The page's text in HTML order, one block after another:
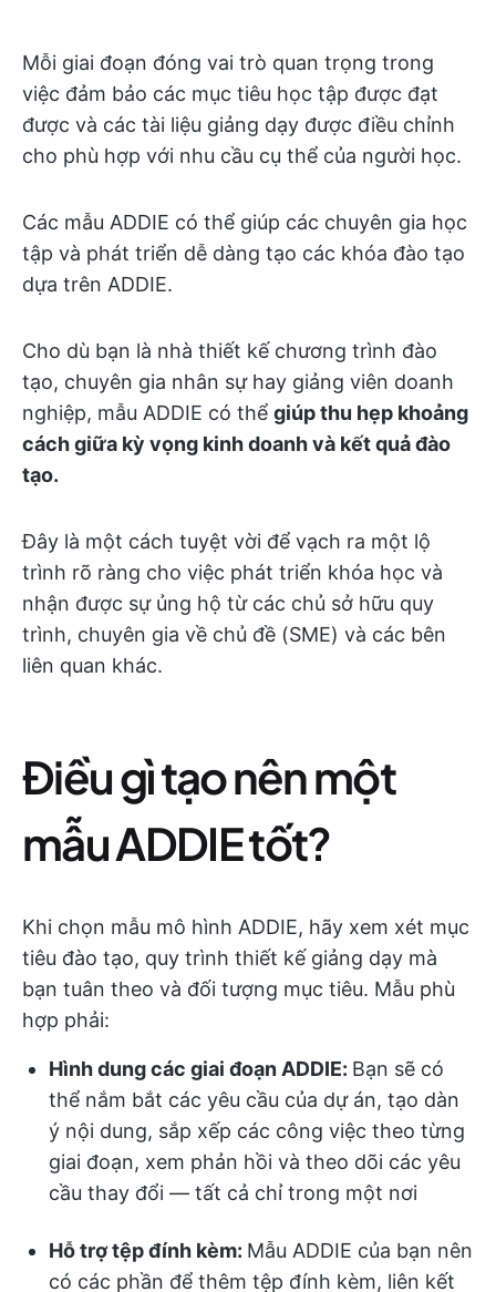
Mỗi giai đoạn đóng vai trò quan trọng trong
việc đảm bảo các mục tiêu học tập được đạt
được và các tài liệu giảng dạy được điều chỉnh
cho phù hợp với nhu cầu cụ thể của người học.
Các mẫu ADDIE có thể giúp các chuyên gia học
tập và phát triển dễ dàng tạo các khóa đào tạo
dựa trên ADDIE.
Cho dù bạn là nhà thiết kế chương trình đào
tạo, chuyên gia nhân sự hay giảng viên doanh
nghiệp, mẫu ADDIE có thể giúp thu hẹp khoảng
cách giữa kỳ vọng kinh doanh và kết quả đào
tạo.
Đây là một cách tuyệt vời để vạch ra một lộ
trình rõ ràng cho việc phát triển khóa học và
nhận được sự ủng hộ từ các chủ sở hữu quy
trình, chuyên gia về chủ đề (SME) và các bên
liên quan khác.
Điều gì tạo nên một
mẫu ADDIE tốt?
Khi chọn mẫu mô hình ADDIE, hãy xem xét mục
tiêu đào tạo, quy trình thiết kế giảng dạy mà
bạn tuân theo và đối tượng mục tiêu. Mẫu phù
hợp phải:
Hình dung các giai đoạn ADDIE: Bạn sẽ có
thể nắm bắt các yêu cầu của dự án, tạo dàn
ý nội dung, sắp xếp các công việc theo từng
giai đoạn, xem phản hồi và theo dõi các yêu
cầu thay đổi — tất cả chỉ trong một nơi
Hỗ trợ tệp đính kèm: Mẫu ADDIE của bạn nên
có các phần để thêm tệp đính kèm, liên kết